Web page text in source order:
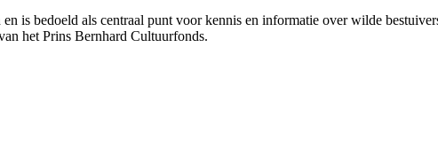
is bedoeld als centraal punt voor kennis en informatie over wilde
het Prins Bernhard Cultuurfonds.